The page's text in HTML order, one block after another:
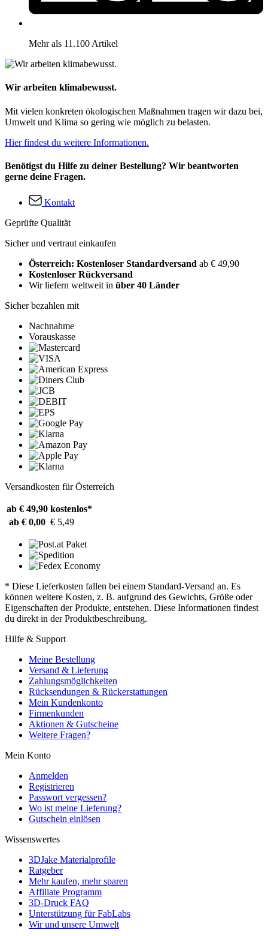
Mehr als 11.100 Artikel
Wir arbeiten klimabewusst.
Mit vielen konkreten ökologischen Maßnahmen tragen wir dazu bei,
Umwelt und Klima so gering wie möglich zu belasten.
Hier findest du weitere Informationen.
Benötigst du Hilfe zu deiner Bestellung? Wir beantworten
gerne deine Fragen.
Kontakt
Geprüfte Qualität
Sicher und vertraut einkaufen
Österreich: Kostenloser Standardversand ab € 49,90
Kostenloser Rückversand
Wir liefern weltweit in über 40 Länder
Sicher bezahlen mit
Nachnahme
Vorauskasse
Versandkosten für Österreich
ab € 49,90 kostenlos*
ab € 0,00 € 5,49
* Diese Lieferkosten fallen bei einem Standard-Versand an. Es
können weitere Kosten, z. B. aufgrund des Gewichts, Größe oder
Eigenschaften der Produkte, entstehen. Diese Informationen findest
du direkt in der Produktbeschreibung.
Hilfe & Support
Meine Bestellung
Versand & Lieferung
Zahlungsmöglichkeiten
Rücksendungen & Rückerstattungen
Mein Kundenkonto
Firmenkunden
Aktionen & Gutscheine
Weitere Fragen?
Mein Konto
Anmelden
Registrieren
Passwort vergessen?
Wo ist meine Lieferung?
Gutschein einlösen
Wissenswertes
3DJake Materialprofile
Ratgeber
Mehr kaufen, mehr sparen
Affiliate Programm
3D-Druck FAQ
Unterstützung für FabLabs
Wir und unsere Umwelt